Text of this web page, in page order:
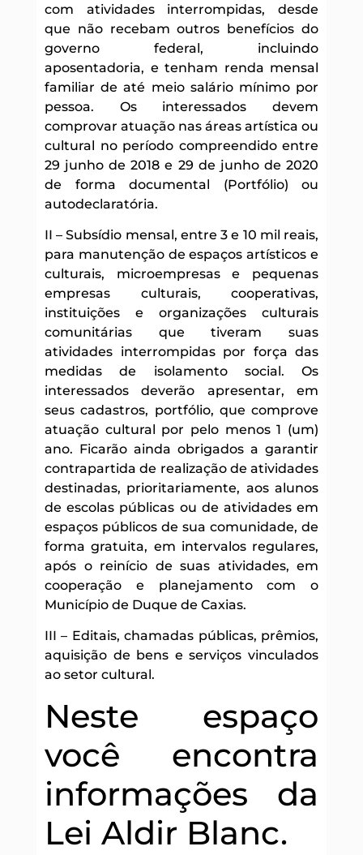
com atividades interrompidas, desde
que não recebam outros benefícios do
governo federal, incluindo
aposentadoria, e tenham renda mensal
familiar de até meio salário mínimo por
pessoa. Os interessados devem
comprovar atuação nas áreas artística ou
cultural no período compreendido entre
29 junho de 2018 e 29 de junho de 2020
de forma documental (Portfólio) ou
autodeclaratória.
II – Subsídio mensal, entre 3 e 10 mil reais,
para manutenção de espaços artísticos e
culturais, microempresas e pequenas
empresas culturais, cooperativas,
instituições e organizações culturais
comunitárias que tiveram suas
atividades interrompidas por força das
medidas de isolamento social. Os
interessados deverão apresentar, em
seus cadastros, portfólio, que comprove
atuação cultural por pelo menos 1 (um)
ano. Ficarão ainda obrigados a garantir
contrapartida de realização de atividades
destinadas, prioritariamente, aos alunos
de escolas públicas ou de atividades em
espaços públicos de sua comunidade, de
forma gratuita, em intervalos regulares,
após o reinício de suas atividades, em
cooperação e planejamento com o
Município de Duque de Caxias.
III – Editais, chamadas públicas, prêmios,
aquisição de bens e serviços vinculados
ao setor cultural.
Neste espaço
você encontra
informações da
Lei Aldir Blanc.